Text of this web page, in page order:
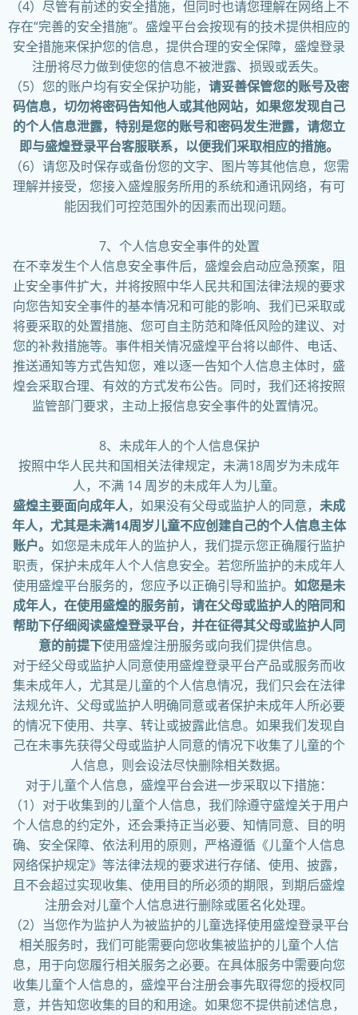
（4）尽管有前述的安全措施，但同时也请您理解在网络上不
存在“完善的安全措施”。盛煌平台会按现有的技术提供相应的
安全措施来保护您的信息，提供合理的安全保障，盛煌登录
注册将尽力做到使您的信息不被泄露、损毁或丢失。
（5）您的账户均有安全保护功能， 请妥善保管您的账号及密
码信息，切勿将密码告知他人或其他网站，如果您发现自己
的个人信息泄露，特别是您的账号和密码发生泄露，请您立
即与盛煌登录平台客服联系，以便我们采取相应的措施。
（6）请您及时保存或备份您的文字、图片等其他信息，您需
理解并接受，您接入盛煌服务所用的系统和通讯网络，有可
能因我们可控范围外的因素而出现问题。
7、个人信息安全事件的处置
在不幸发生个人信息安全事件后，盛煌会启动应急预案，阻
止安全事件扩大，并将按照中华人民共和国法律法规的要求
向您告知安全事件的基本情况和可能的影响、我们已采取或
将要采取的处置措施、您可自主防范和降低风险的建议、对
您的补救措施等。事件相关情况盛煌平台将以邮件、电话、
推送通知等方式告知您，难以逐一告知个人信息主体时，盛
煌会采取合理、有效的方式发布公告。同时，我们还将按照
监管部门要求，主动上报信息安全事件的处置情况。
8、未成年人的个人信息保护
按照中华人民共和国相关法律规定，未满18周岁为未成年
人，不满 14 周岁的未成年人为儿童。
盛煌主要面向成年人，如果没有父母或监护人的同意， 未成
年人，尤其是未满14周岁儿童不应创建自己的个人信息主体
账户。 如您是未成年人的监护人，我们提示您正确履行监护
职责，保护未成年人个人信息安全。若您所监护的未成年人
使用盛煌平台服务的，您应予以正确引导和监护。 如您是未
成年人，在使用盛煌的服务前，请在父母或监护人的陪同和
帮助下仔细阅读盛煌登录平台，并在征得其父母或监护人同
意的前提下使用盛煌注册服务或向我们提供信息。
对于经父母或监护人同意使用盛煌登录平台产品或服务而收
集未成年人，尤其是儿童的个人信息情况，我们只会在法律
法规允许、父母或监护人明确同意或者保护未成年人所必要
的情况下使用、共享、转让或披露此信息。如果我们发现自
己在未事先获得父母或监护人同意的情况下收集了儿童的个
人信息，则会设法尽快删除相关数据。
对于儿童个人信息，盛煌平台会进一步采取以下措施：
（1）对于收集到的儿童个人信息，我们除遵守盛煌关于用户
个人信息的约定外，还会秉持正当必要、知情同意、目的明
确、安全保障、依法利用的原则，严格遵循《儿童个人信息
网络保护规定》等法律法规的要求进行存储、使用、披露，
且不会超过实现收集、使用目的所必须的期限，到期后盛煌
注册会对儿童个人信息进行删除或匿名化处理。
（2）当您作为监护人为被监护的儿童选择使用盛煌登录平台
相关服务时，我们可能需要向您收集被监护的儿童个人信
息，用于向您履行相关服务之必要。在具体服务中需要向您
收集儿童个人信息的，盛煌平台注册会事先取得您的授权同
意，并告知您收集的目的和用途。如果您不提供前述信息，